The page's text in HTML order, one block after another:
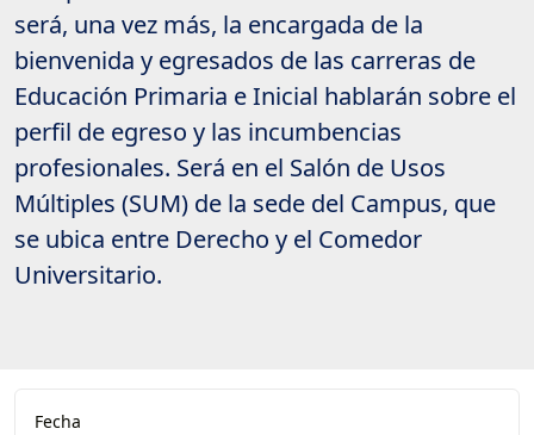
será, una vez más, la encargada de la
bienvenida y egresados de las carreras de
Educación Primaria e Inicial hablarán sobre el
perfil de egreso y las incumbencias
profesionales. Será en el Salón de Usos
Múltiples (SUM) de la sede del Campus, que
se ubica entre Derecho y el Comedor
Universitario.
Fecha